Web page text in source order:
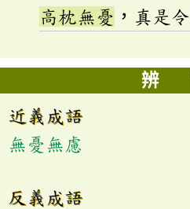
高枕無憂 ，真是
辨
近義成語
無憂無慮
反義成語